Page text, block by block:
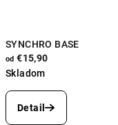
SYNCHRO BASE
od €15,90
Skladom
hodnotenie
produktu
Detail